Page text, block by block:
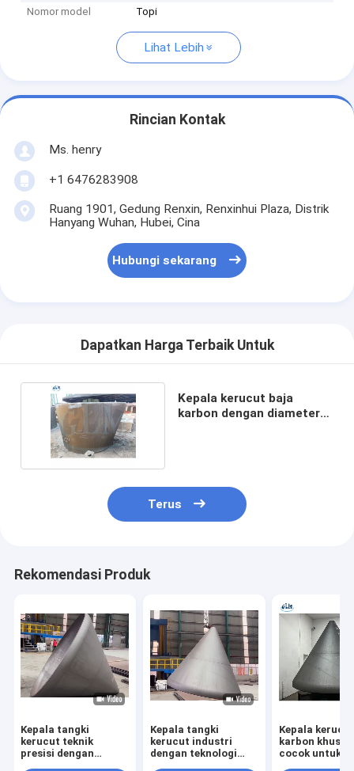
Nomor model
Topi
Lihat Lebih
Rincian Kontak
Ms. henry
+1 6476283908
Ruang 1901, Gedung Renxin, Renxinhui Plaza, Distrik
Hanyang Wuhan, Hubei, Cina
Hubungi sekarang
Dapatkan Harga Terbaik Untuk
Kepala kerucut baja
karbon dengan diameter
Terus
Rekomendasi Produk
Kepala tangki
kerucut teknik
presisi dengan
Kepala tangki
kerucut industri
dengan teknologi
Kepala
karbon
cocok untuk